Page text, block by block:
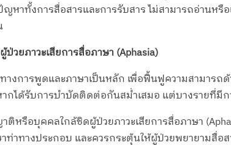
หาทั้งการสื่อสารและการรับสาร ไม่สามารถอ่านหรื
ป่วยภาวะเสียการสื่อภาษา (Aphasia)
างการพูดและภาษาเป็นหลัก เพื่อฟื้นฟูความสามารถ
กได้รับการบำบัดติดต่อกันสม่ำเสมอ แต่บางรายที่มี
ติหรือบุคคลใกล้ชิดผู้ป่วยภาวะเสียการสื่อภาษา
ท่าทางประกอบ และควรกระตุ้นให้ผู้ป่วยพยายามสื่อ